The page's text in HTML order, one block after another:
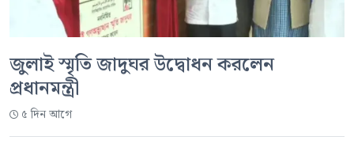
জুলাই স্মৃতি জাদুঘর উদ্বোধন করলেন
প্রধানমন্ত্রী
৫ দিন আগে